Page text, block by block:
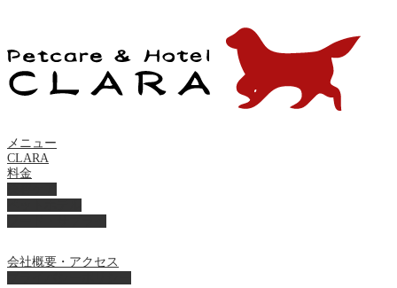
メニュー
CLARA
料金
会社概要・アクセス